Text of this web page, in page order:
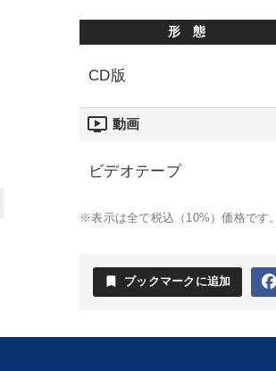
形 態
CD版
ondemand_video 動画
ビデオテープ
※表示は全て税込（10%）価格です。
bookmark ブックマークに追加